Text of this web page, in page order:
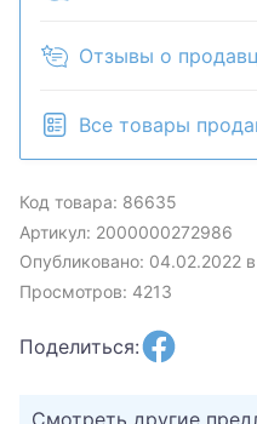
Отзывы о
Все товары
Код товара: 86635
Артикул: 2000000272986
Опубликовано: 04.02.2022 в
Просмотров: 4213
Поделиться:
Смотреть другие